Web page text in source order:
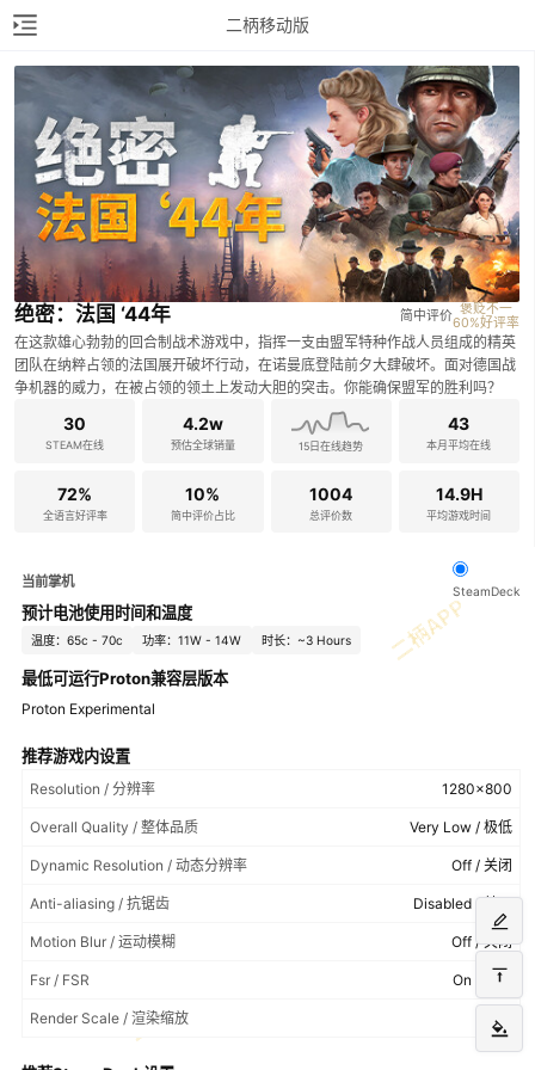
二柄移动版
绝密：法国 ‘44年 简中评价 褒贬不一
60%好评率
在这款雄心勃勃的回合制战术游戏中，指挥一支由盟军特种作战人员组成的精英
团队在纳粹占领的法国展开破坏行动，在诺曼底登陆前夕大肆破坏。面对德国战
争机器的威力，在被占领的领土上发动大胆的突击。你能确保盟军的胜利吗？
30
STEAM在线
4.2w
预估全球销量 15日在线趋势
43
本月平均在线
72%
全语言好评率
10%
简中评价占比
1004
总评价数
14.9H
平均游戏时间
当前掌机
SteamDeck
预计电池使用时间和温度
温度：65c - 70c 功率：11W - 14W 时长：~3 Hours
最低可运行Proton兼容层版本
Proton Experimental
推荐游戏内设置
Resolution / 分辨率 1280x800
Overall Quality / 整体品质 Very Low / 极低
Dynamic Resolution / 动态分辨率 Off / 关闭
Anti-aliasing / 抗锯齿 Disabled / 禁用
Motion Blur / 运动模糊 Off / 关闭
Fsr / FSR On / 开启
Render Scale / 渲染缩放 75%